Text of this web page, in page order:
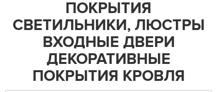
ПОКРЫТИЯ
СВЕТИЛЬНИКИ, ЛЮСТРЫ
ВХОДНЫЕ ДВЕРИ
ДЕКОРАТИВНЫЕ
ПОКРЫТИЯ КРОВЛЯ